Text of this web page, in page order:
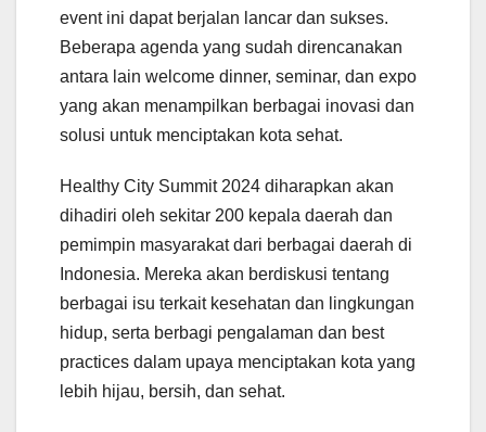
event ini dapat berjalan lancar dan sukses.
Beberapa agenda yang sudah direncanakan
antara lain welcome dinner, seminar, dan expo
yang akan menampilkan berbagai inovasi dan
solusi untuk menciptakan kota sehat.
Healthy City Summit 2024 diharapkan akan
dihadiri oleh sekitar 200 kepala daerah dan
pemimpin masyarakat dari berbagai daerah di
Indonesia. Mereka akan berdiskusi tentang
berbagai isu terkait kesehatan dan lingkungan
hidup, serta berbagi pengalaman dan best
practices dalam upaya menciptakan kota yang
lebih hijau, bersih, dan sehat.